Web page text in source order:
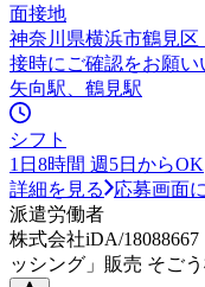
面接地
神奈川県横浜市鶴見
接時にご確認をお願い
矢向駅、鶴見駅
シフト
1日8時間 週5日からOK
詳細を見る
応募画面
派遣労働者
株式会社iDA/
ッシング」販売 そご